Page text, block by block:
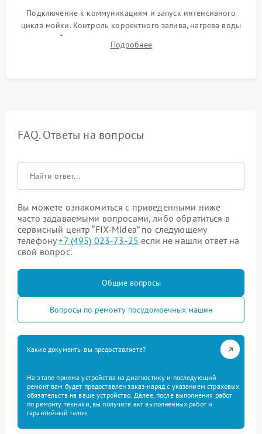
Подключение к коммуникациям и запуск интенсивного
цикла мойки. Контроль корректного залива, нагрева воды
до нужной температуры, отсутствия посторонних шумов,
штатного слива и абсолютной сухости в поддоне.
Подробнее
FAQ. Ответы на вопросы
Вы можете ознакомиться с приведенными ниже
часто задаваемыми вопросами, либо обратиться в
сервисный центр “FIX-Midea” по следующему
телефону+7 (495) 023-73-25 если не нашли ответ на
свой вопрос.
Общие вопросы
Вопросы по ремонту посудомоечных машин
Какие документы вы предоставляете?
На этапе приема устройства на диагностику и последующий
ремонт вам будет предоставлен заказ-наряд с указанием страховых
обязательств на ваше устройство. Далее, после выполнения работ
по ремонту техники, вы получите акт выполненных работ и
гарантийный талон.